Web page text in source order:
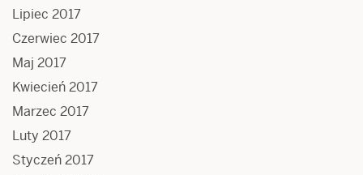
Lipiec 2017
Czerwiec 2017
Maj 2017
Kwiecień 2017
Marzec 2017
Luty 2017
Styczeń 2017